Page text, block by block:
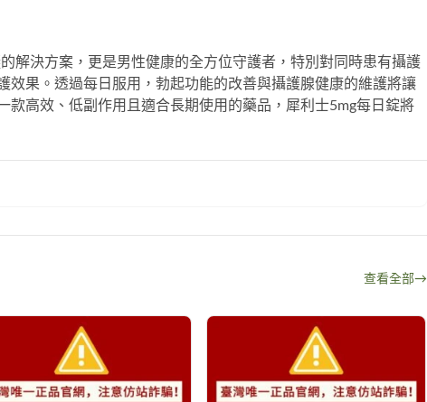
解決方案，更是男性健康的全方位守護者，特別對同時患有攝護
效果。透過每日服用，勃起功能的改善與攝護腺健康的維護將讓
高效、低副作用且適合長期使用的藥品， 犀利士5mg每日錠將
查看全部→